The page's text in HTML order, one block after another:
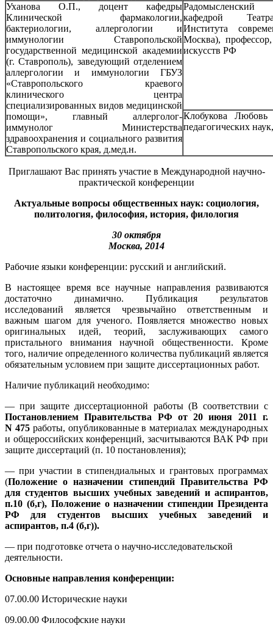
Уханова О.П., доцент кафедры
Клинической фармакологии,
бактериологии, аллергологии и
иммунологии Ставропольской
государственной медицинской академии
(г. Ставрополь), заведующий отделением
аллергологии и иммунологии ГБУЗ
«Ставропольского краевого
клинического центра
специализированных видов медицинской
помощи», главный аллерголог-
иммунолог Министерства
здравоохранения и социального развития
Ставропольского края, д.мед.н.
кафедрой
Института
Москва),
искусств РФ
Клобукова
педагогических
Приглашают Вас принять участие в Международной научно-
практической конференции
Актуальные вопросы общественных наук: социология,
политология, философия, история, филология
30 октября
Москва, 2014
Рабочие языки конференции: русский и английский.
В настоящее время все научные направления развиваются
достаточно динамично. Публикация результатов
исследований является чрезвычайно ответственным и
важным шагом для ученого. Появляется множество новых
оригинальных идей, теорий, заслуживающих самого
пристального внимания научной общественности. Кроме
того, наличие определенного количества публикаций является
обязательным условием при защите диссертационных работ.
Наличие публикаций необходимо:
— при защите диссертационной работы (В соответствии с
Постановлением Правительства РФ от 20 июня 2011 г.
N 475 работы, опубликованные в материалах международных
и общероссийских конференций, засчитываются ВАК РФ при
защите диссертаций (п. 10 постановления);
— при участии в стипендиальных и грантовых программах
(Положение о назначении стипендий Правительства РФ
для студентов высших учебных заведений и аспирантов,
п.10 (б,г), Положение о назначении стипендии Президента
РФ для студентов высших учебных заведений и
аспирантов, п.4 (б,г)).
— при подготовке отчета о научно-исследовательской
деятельности.
Основные направления конференции:
07.00.00 Исторические науки
09.00.00 Философские науки